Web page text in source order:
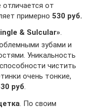
от
примерно 530 руб.
& Sulcular».
зубами и
Уникальность
чистить
очень тонкие,
руб.
. По своим